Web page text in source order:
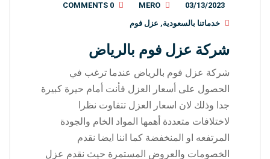
03/13/2023
MERO
0 COMMENTS
خدماتنا بالسعودية, عزل فوم
شركة عزل فوم بالرياض
شركة عزل فوم بالرياض عندما ترغب في
الحصول على أسعار العزل فأنت أمام حيرة كبيرة
جدا وذلك لان اسعار العزل تتفاوت نظرا
لاختلافات متعددة أهمها المواد الخام والجودة
المرتفعه او المنخفضة كما اننا ايضا نقدم
الخصومات والعروض المستمرة حيث نقدم عزل